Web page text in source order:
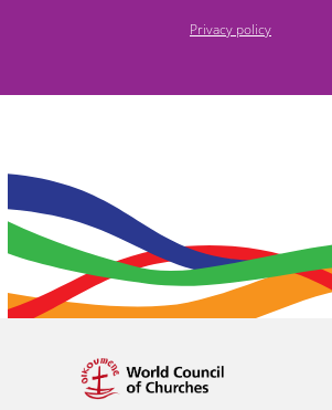
Privacy policy